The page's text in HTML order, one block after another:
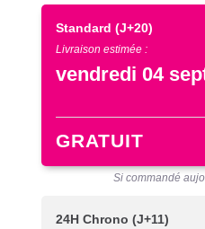
Standard (J+20)
Livraison estimée :
vendredi 04
GRATUIT
Si commandé
24H Chrono (J+11)